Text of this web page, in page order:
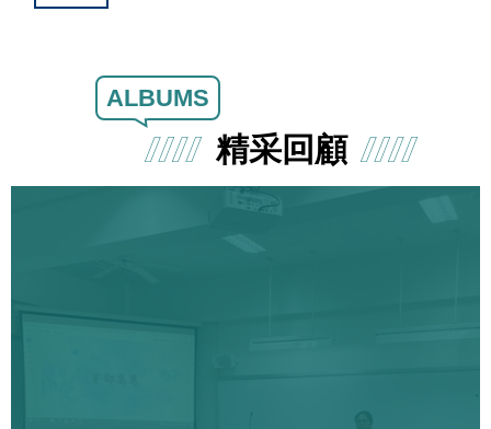
精采回顧
ALBUMS